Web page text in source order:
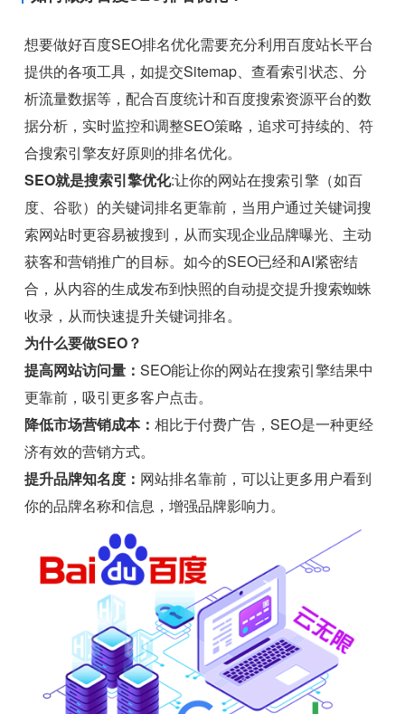
想要做好百度SEO排名优化需要充分利用百度站长平台
提供的各项工具，如提交Sitemap、查看索引状态、分
析流量数据等，配合百度统计和百度搜索资源平台的数
据分析，实时监控和调整SEO策略，追求可持续的、符
合搜索引擎友好原则的排名优化。
SEO就是搜索引擎优化:让你的网站在搜索引擎（如百
度、谷歌）的关键词排名更靠前，当用户通过关键词搜
索网站时更容易被搜到，从而实现企业品牌曝光、主动
获客和营销推广的目标。如今的SEO已经和AI紧密结
合，从内容的生成发布到快照的自动提交提升搜索蜘蛛
收录，从而快速提升关键词排名。
为什么要做SEO？
提高网站访问量：SEO能让你的网站在搜索引擎结果中
更靠前，吸引更多客户点击。
降低市场营销成本：相比于付费广告，SEO是一种更经
济有效的营销方式。
提升品牌知名度： 网站排名靠前，可以让更多用户看到
你的品牌名称和信息，增强品牌影响力。